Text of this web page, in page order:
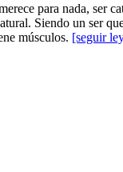
para nada, ser
Siendo un ser
músculos. [seguir